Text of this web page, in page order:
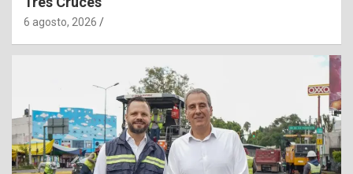
6 agosto, 2026